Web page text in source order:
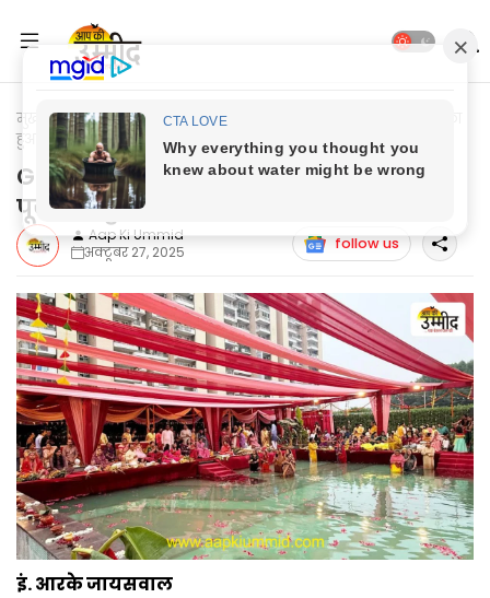
मुख्यपृष्ठ National
Gurugram News: तुलिप वायलेट में छठ पूजा का
हुआ भव्य आयोजन
Gurugram News: तुलिप वायलेट में छठ
पूजा का हुआ भव्य आयोजन
Aap Ki Ummid
अक्टूबर 27, 2025
follow us
इं. आरके जायसवाल